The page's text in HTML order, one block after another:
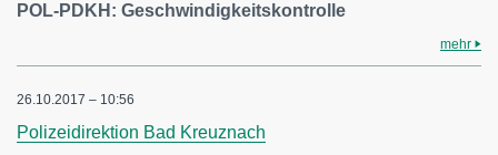
POL-PDKH: Geschwindigkeitskontrolle
mehr
26.10.2017 – 10:56
Polizeidirektion Bad Kreuznach